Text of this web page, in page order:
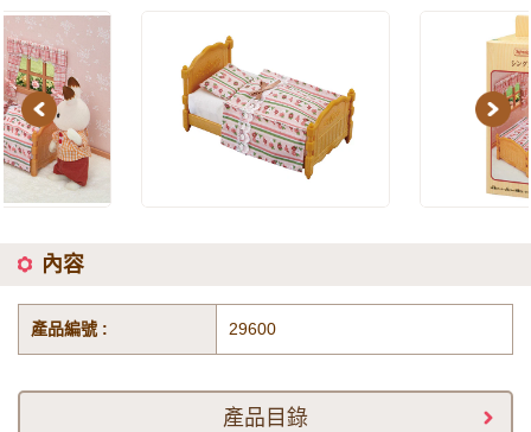
Previous Next
內容
產品編號 : 29600
產品目錄